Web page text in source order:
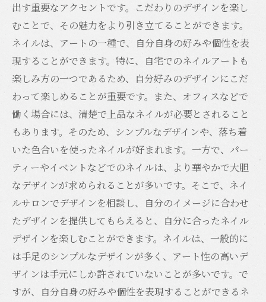
出す重要なアクセントです。こだわりのデザインを楽し
むことで、その魅力をより引き立てることができます。
ネイルは、アートの一種で、自分自身の好みや個性を表
現することができます。特に、自宅でのネイルアートも
楽しみ方の一つであるため、自分好みのデザインにこだ
わって楽しめることが重要です。また、オフィスなどで
働く場合には、清楚で上品なネイルが必要とされること
もあります。そのため、シンプルなデザインや、落ち着
いた色合いを使ったネイルが好まれます。一方で、パー
ティーやイベントなどでのネイルは、より華やかで大胆
なデザインが求められることが多いです。そこで、ネイ
ルサロンでデザインを相談し、自分のイメージに合わせ
たデザインを提供してもらえると、自分に合ったネイル
デザインを楽しむことができます。ネイルは、一般的に
は手足のシンプルなデザインが多く、アート性の高いデ
ザインは手元にしか許されていないことが多いです。で
すが、自分自身の好みや個性を表現することができるネ